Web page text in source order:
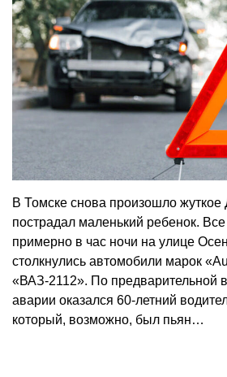
В Томске снова произошло
пострадал маленький ребенок.
примерно в час ночи на улице
столкнулись автомобили марок
«ВАЗ-2112». По предварительной
аварии оказался 60-летний
который, возможно, был пьян…